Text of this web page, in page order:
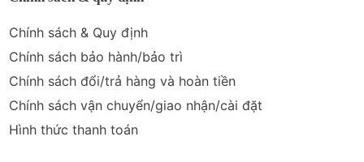
Chính sách & Quy định
Chính sách bảo hành/bảo trì
Chính sách đổi/trả hàng và hoàn tiền
Chính sách vận chuyển/giao nhận/cài đặt
Hình thức thanh toán